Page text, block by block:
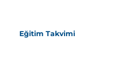
Eğitim Takvimi